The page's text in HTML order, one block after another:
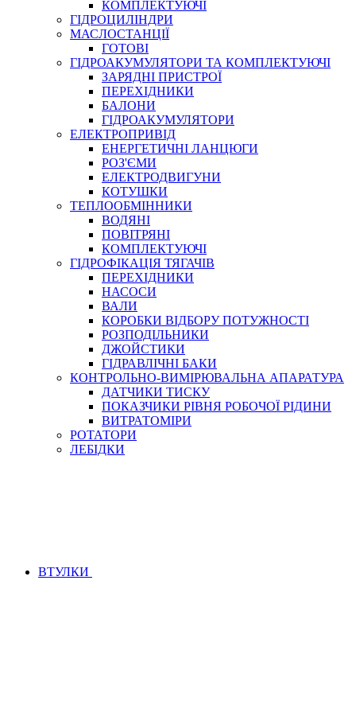
СПЕЦІАЛЬНІ
ГЕРМЕТИКИ
КЛЕЇ, ЦЕМЕНТИ, ЕПОКСИДКИ
РЕМОНТ ГІДРОЦИЛІНДРІВ
БОРЕКС, ЕО
КОМПЛЕКТУЮЧІ
ГІДРОЦИЛІНДРИ
МАСЛОСТАНЦІЇ
ГОТОВІ
ГІДРОАКУМУЛЯТОРИ ТА КОМПЛЕКТУЮЧІ
ЗАРЯДНІ ПРИСТРОЇ
ПЕРЕХІДНИКИ
БАЛОНИ
ГІДРОАКУМУЛЯТОРИ
ЕЛЕКТРОПРИВІД
ЕНЕРГЕТИЧНІ ЛАНЦЮГИ
РОЗ'ЄМИ
ЕЛЕКТРОДВИГУНИ
КОТУШКИ
ТЕПЛООБМІННИКИ
ВОДЯНІ
ПОВІТРЯНІ
КОМПЛЕКТУЮЧІ
ГІДРОФІКАЦІЯ ТЯГАЧІВ
ПЕРЕХІДНИКИ
НАСОСИ
ВАЛИ
КОРОБКИ ВІДБОРУ ПОТУЖНОСТІ
РОЗПОДІЛЬНИКИ
ДЖОЙСТИКИ
ГІДРАВЛІЧНІ БАКИ
КОНТРОЛЬНО-ВИМІРЮВАЛЬНА АПАРАТУРА
ДАТЧИКИ ТИСКУ
ПОКАЗЧИКИ РІВНЯ РОБОЧОЇ РІДИНИ
ВИТРАТОМІРИ
РОТАТОРИ
ЛЕБІДКИ
ВТУЛКИ